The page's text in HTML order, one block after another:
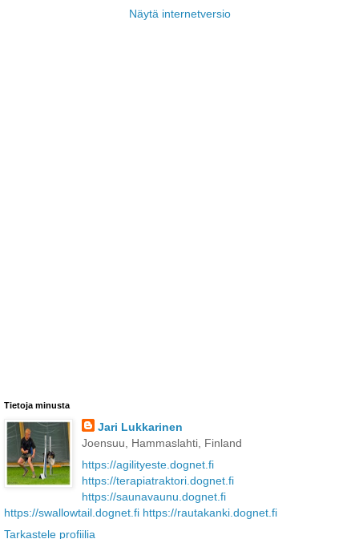
Näytä internetversio
Tietoja minusta
Jari Lukkarinen
Joensuu, Hammaslahti, Finland
https://agilityeste.dognet.fi
https://terapiatraktori.dognet.fi
https://saunavaunu.dognet.fi
https://swallowtail.dognet.fi https://rautakanki.dognet.fi
Tarkastele profiilia